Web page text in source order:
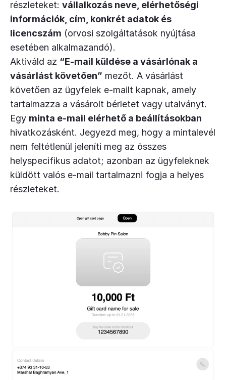
részleteket: vállalkozás neve, elérhetőségi
információk, cím, konkrét adatok és
licencszám (orvosi szolgáltatások nyújtása
esetében alkalmazandó).
Aktiváld az “E-mail küldése a vásárlónak a
vásárlást követően” mezőt. A vásárlást
követően az ügyfelek e-mailt kapnak, amely
tartalmazza a vásárolt bérletet vagy utalványt.
Egy minta e-mail elérhető a beállításokban
hivatkozásként. Jegyezd meg, hogy a mintalevél
nem feltétlenül jeleníti meg az összes
helyspecifikus adatot; azonban az ügyfeleknek
küldött valós e-mail tartalmazni fogja a helyes
részleteket.